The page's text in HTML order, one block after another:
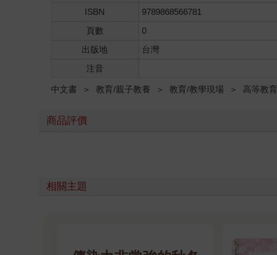
ISBN
9789868566781
頁數
0
出版地
台灣
注音
中文書 ＞ 教育/親子教養 ＞ 教育/教學現場 ＞ 高等教育
商品評價
相關主題